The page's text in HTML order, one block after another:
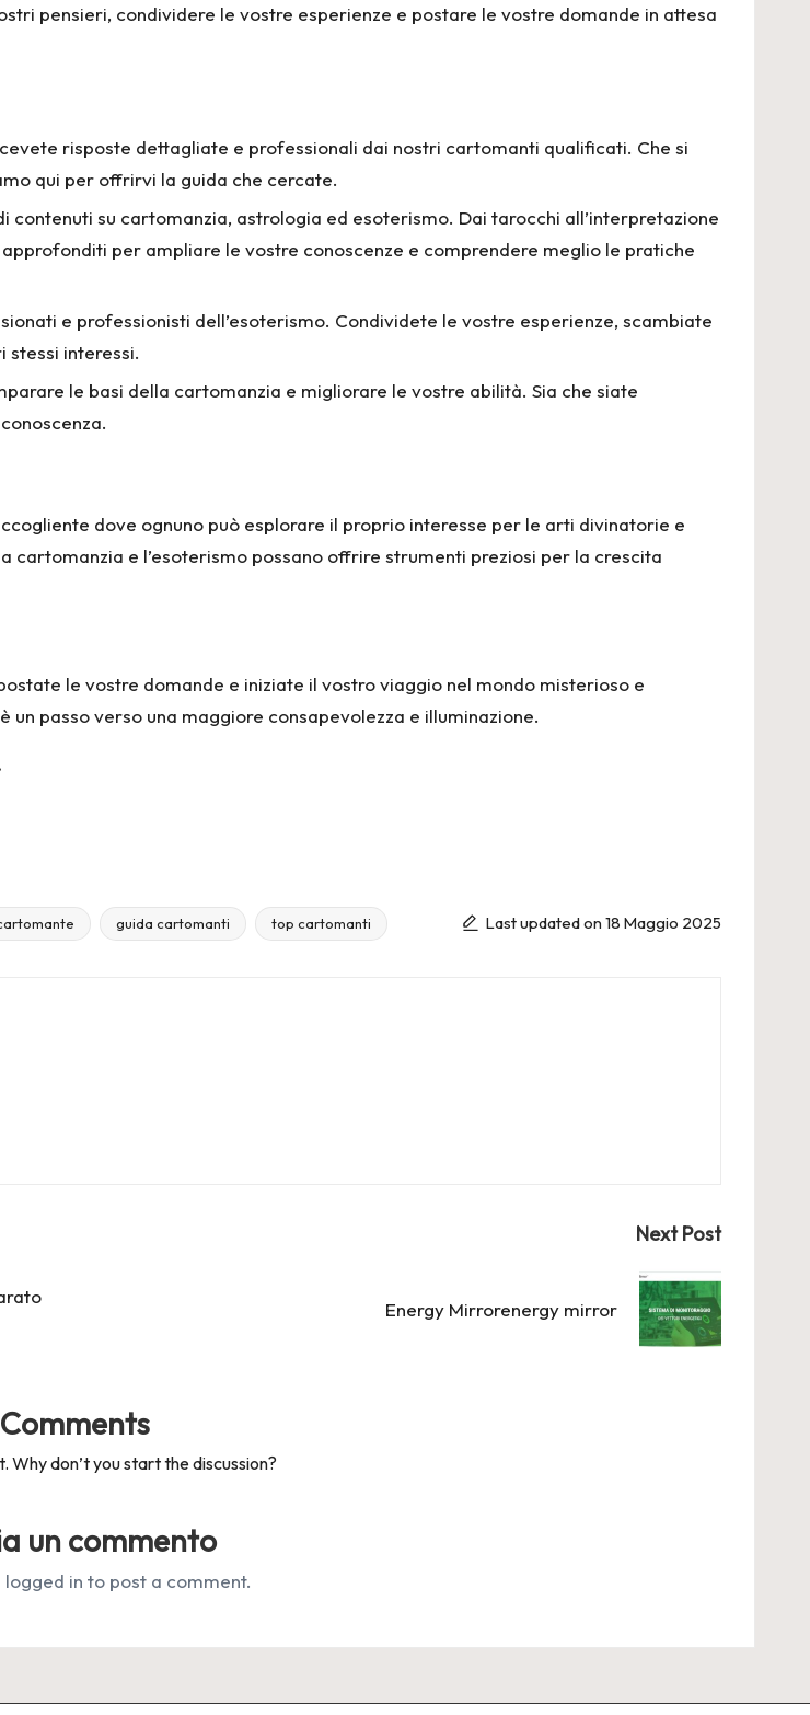
pensieri, condividere le vostre esperienze e postare le vostre domande in attesa
risposte dettagliate e professionali dai nostri cartomanti qualificati. Che si
qui per offrirvi la guida che cercate.
contenuti su cartomanzia, astrologia ed esoterismo. Dai tarocchi all’interpretazione
per ampliare le vostre conoscenze e comprendere meglio le pratiche
e professionisti dell’esoterismo. Condividete le vostre esperienze, scambiate
stessi interessi.
le basi della cartomanzia e migliorare le vostre abilità. Sia che siate
dove ognuno può esplorare il proprio interesse per le arti divinatorie e
e l’esoterismo possano offrire strumenti preziosi per la crescita
le vostre domande e iniziate il vostro viaggio nel mondo misterioso e
passo verso una maggiore consapevolezza e illuminazione.
guida cartomanti top cartomanti Last updated on 18 Maggio 2025
Next Post
Energy Mirrorenergy mirror
Comments
Why don’t you start the discussion?
un commento
logged in to post a comment.